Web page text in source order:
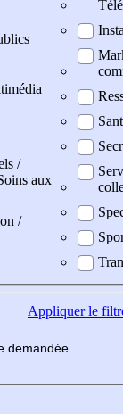
/
aux
/
Appliquerle
demandée